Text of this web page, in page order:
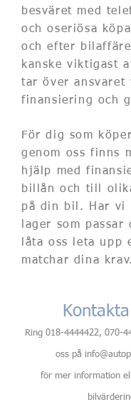
besväret med
och oseriösa
och efter
kanske viktigast
tar över ansvaret
finansiering och
För dig som
genom oss finns
hjälp med
billån och till
på din bil. Har vi
lager som passar
låta oss leta upp
matchar dina krav.
Ring 018-4444422, 070-
oss på
för mer information